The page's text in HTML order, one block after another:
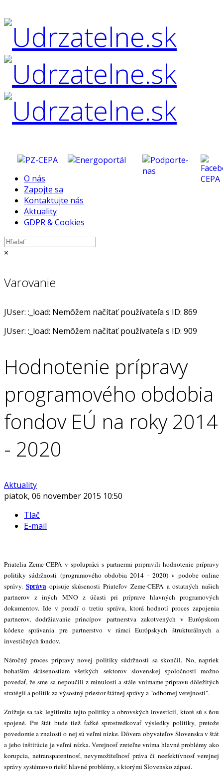
O nás
Zapojte sa
Kontaktujte nás
Aktuality
GDPR & Cookies
×
Varovanie
JUser: :_load: Nemôžem načítať používateľa s ID: 869
JUser: :_load: Nemôžem načítať používateľa s ID: 909
Hodnotenie prípravy
programového obdobia
fondov EÚ na roky 2014
- 2020
Aktuality
piatok, 06 november 2015 10:50
Tlač
E-mail
Priatelia Zeme-CEPA v spolupráci s partnermi pripravili hodnotenie prípravy
politiky súdržnosti (programového obdobia 2014 - 2020) v podobe online
správy. Správa opisuje skúsenosti Priateľov Zeme-CEPA a ostatných našich
partnerov z iných MNO z účasti pri príprave hlavných programových
dokumentov. Ide v poradí o tretiu správu, ktorá hodnotí proces zapojenia
partnerov, dodržiavanie princípov partnerstva zakotvených v Európskom
kódexe správania pre partnerstvo v rámci Európskych štrukturálnych a
investičných fondov.
Náročný proces prípravy novej politiky súdržnosti sa skončil. No, napriek
bohatším skúsenostiam všetkých sektorov slovenskej spoločnosti možno
povedať, že sme sa nepoučili z minulosti a stále vnímame prípravu dôležitých
stratégií a politík za výsostný priestor štátnej správy a "odbornej verejnosti".
Znižuje sa tak legitimita tejto politiky a obrovských investícií, ktoré sú s ňou
spojené. Pre štát bude tiež ťažké sprostredkovať výsledky politiky, pretože
povedomie a znalosti o nej sú veľmi nízke. Dôvera obyvateľov Slovenska v štát
a jeho inštitúcie je veľmi nízka. Verejnosť zreteľne vníma hlavné problémy ako
korupcia, netransparentnosť, nevymožiteľnosť práva či neefektívnosť verejnej
správy systémovo riešiť hlavné problémy, s ktorými Slovensko zápasí.